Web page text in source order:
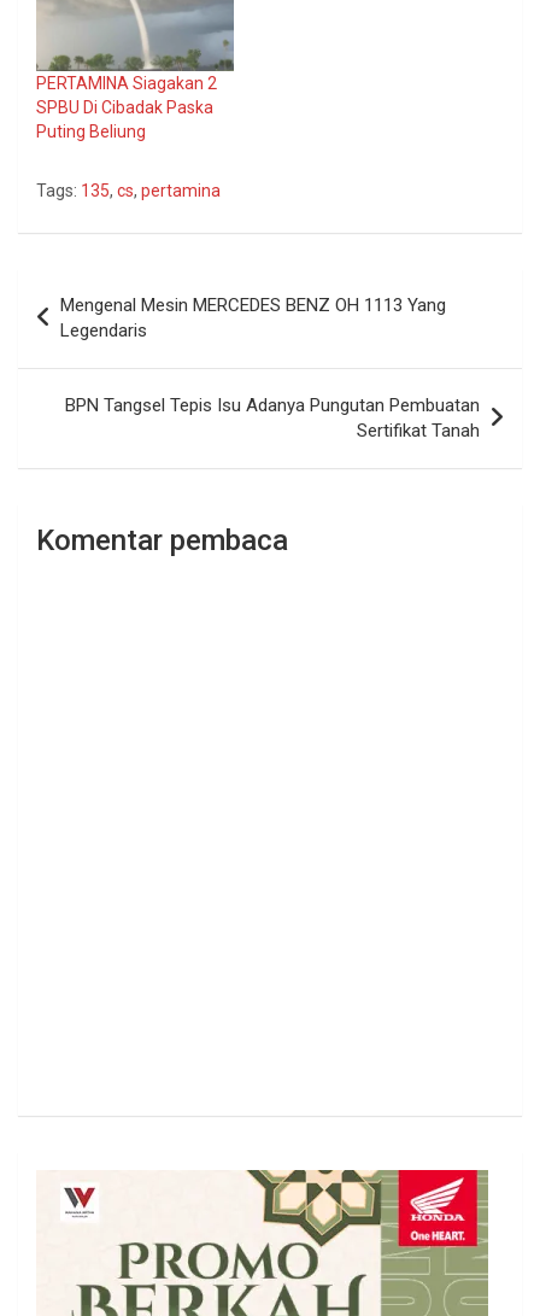
PERTAMINA Siagakan 2
SPBU Di Cibadak Paska
Puting Beliung
Tags: 135, cs, pertamina
pos
Mengenal Mesin MERCEDES BENZ OH 1113 Yang
Legendaris
BPN Tangsel Tepis Isu Adanya Pungutan Pembuatan
Sertifikat Tanah
Komentar pembaca